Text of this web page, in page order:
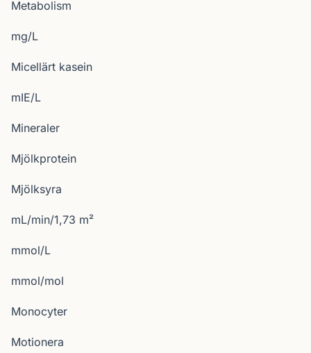
Metabolism
mg/L
Micellärt kasein
mIE/L
Mineraler
Mjölkprotein
Mjölksyra
mL/min/1,73 m²
mmol/L
mmol/mol
Monocyter
Motionera